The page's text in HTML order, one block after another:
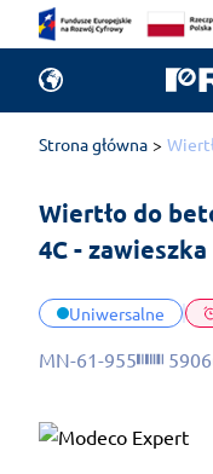
Strona główna
Wiertło do
4C -
Uniwersalne
MN-61-955